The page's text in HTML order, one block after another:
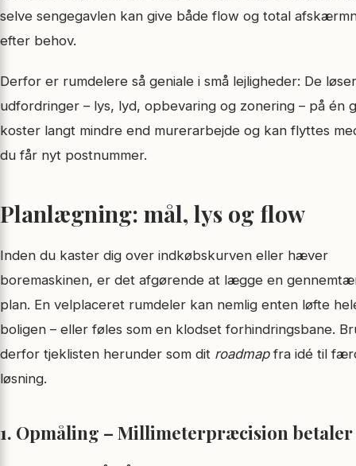
selve sengegavlen kan give både flow og total
efter behov.
Derfor er rumdelere så geniale i små lejligheder: De
udfordringer – lys, lyd, opbevaring og zonering – på én
koster langt mindre end murerarbejde og kan flyttes
du får nyt postnummer.
Planlægning: mål, lys og flow
Inden du kaster dig over indkøbskurven eller hæver
boremaskinen, er det afgørende at lægge en
plan. En velplaceret rumdeler kan nemlig enten løfte
boligen – eller føles som en klodset forhindringsbane.
derfor tjeklisten herunder som dit roadmapfra idé til
løsning.
1. Opmåling – Millimeterpræcision